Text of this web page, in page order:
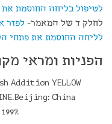
לטיפול בליחה החוסמת
לחלק ד של המאמר- לפזר
לליחה החוסמת את פתחי
הפניות ומראי
Addition YELLOW
China